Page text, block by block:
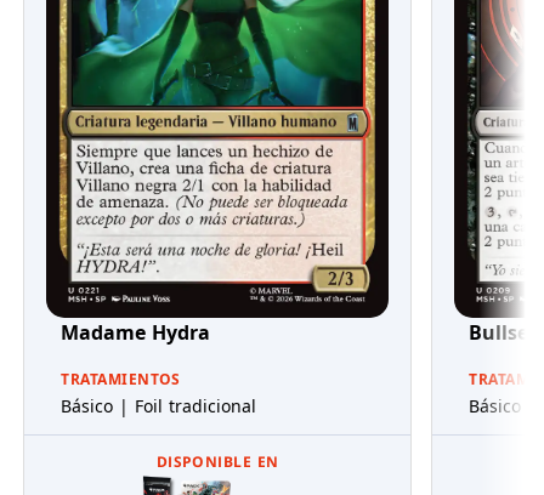
Madame Hydra
TRATAMIENTOS
Básico | Foil tradicional
DISPONIBLE EN
Básico |